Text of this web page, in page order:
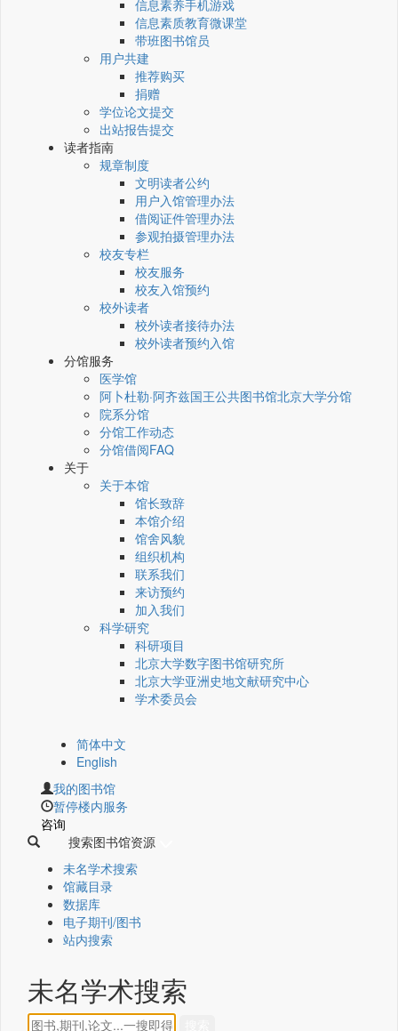
信息素养手机游戏
信息素质教育微课堂
带班图书馆员
用户共建
推荐购买
捐赠
学位论文提交
出站报告提交
读者指南
规章制度
文明读者公约
用户入馆管理办法
借阅证件管理办法
参观拍摄管理办法
校友专栏
校友服务
校友入馆预约
校外读者
校外读者接待办法
校外读者预约入馆
分馆服务
医学馆
阿卜杜勒·阿齐兹国王公共图书馆北京大学分馆
院系分馆
分馆工作动态
分馆借阅FAQ
关于
关于本馆
馆长致辞
本馆介绍
馆舍风貌
组织机构
联系我们
来访预约
加入我们
科学研究
科研项目
北京大学数字图书馆研究所
北京大学亚洲史地文献研究中心
学术委员会
简体中文
English
我的图书馆
暂停楼内服务
咨询
搜索图书馆资源
未名学术搜索
馆藏目录
数据库
电子期刊/图书
站内搜索
未名学术搜索